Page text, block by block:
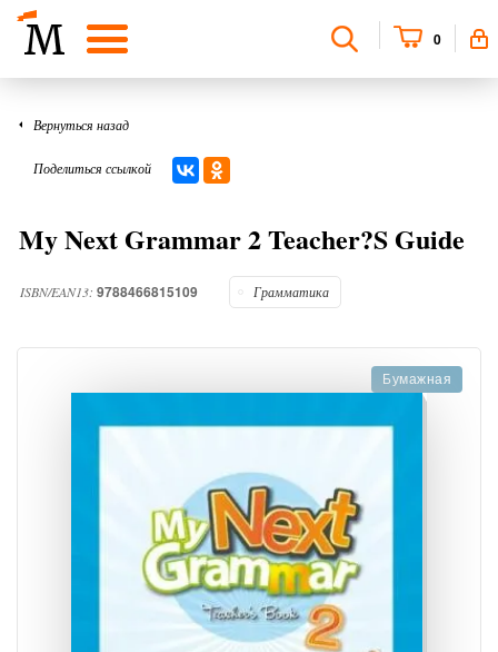
0
Вернуться назад
Поделиться ссылкой
My Next Grammar 2 Teacher?S Guide
ISBN/EAN13: 9788466815109 Грамматика
Бумажная